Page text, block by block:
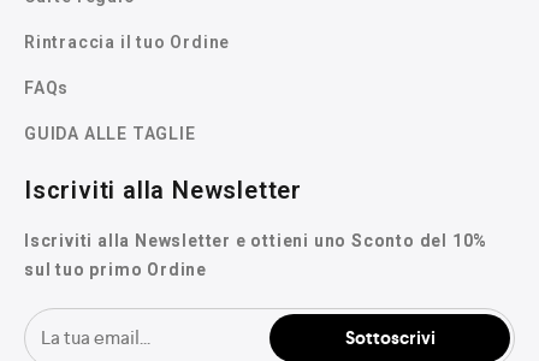
Rintraccia il tuo Ordine
FAQs
GUIDA ALLE TAGLIE
Iscriviti alla Newsletter
Iscriviti alla Newsletter e ottieni uno Sconto del 10%
sul tuo primo Ordine